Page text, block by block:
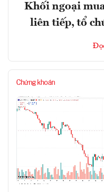
Khối ngoại
liên tiếp, tổ
Chứng khoán